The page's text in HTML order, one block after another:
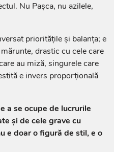
Nu Pașca, nu azilele,
prioritățile și balanța; e
drastic cu cele care
au miză, singurele care
e invers proporțională
a se ocupe de lucrurile
și de cele grave cu
e doar o figură de stil, e o